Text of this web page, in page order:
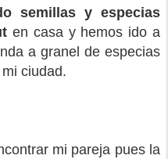
semillas y especias
en casa y hemos ido a
a granel de especias
ciudad.
mi pareja pues la